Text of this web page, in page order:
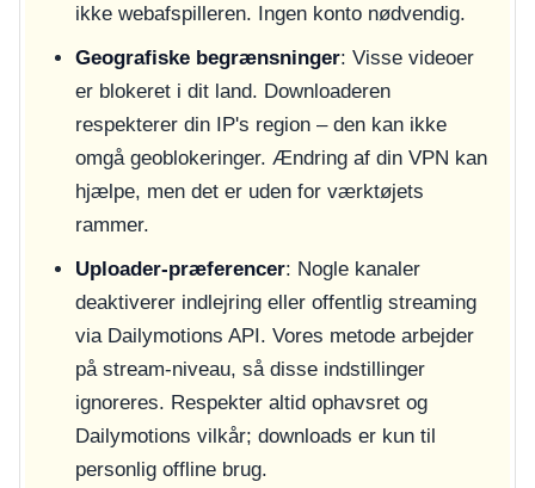
ikke webafspilleren. Ingen konto nødvendig.
Geografiske begrænsninger: Visse videoer
er blokeret i dit land. Downloaderen
respekterer din IP's region – den kan ikke
omgå geoblokeringer. Ændring af din VPN kan
hjælpe, men det er uden for værktøjets
rammer.
Uploader-præferencer: Nogle kanaler
deaktiverer indlejring eller offentlig streaming
via Dailymotions API. Vores metode arbejder
på stream-niveau, så disse indstillinger
ignoreres. Respekter altid ophavsret og
Dailymotions vilkår; downloads er kun til
personlig offline brug.